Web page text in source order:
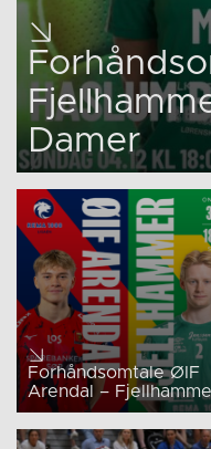
Damer
Forhåndsomtale ØIF
Arendal –